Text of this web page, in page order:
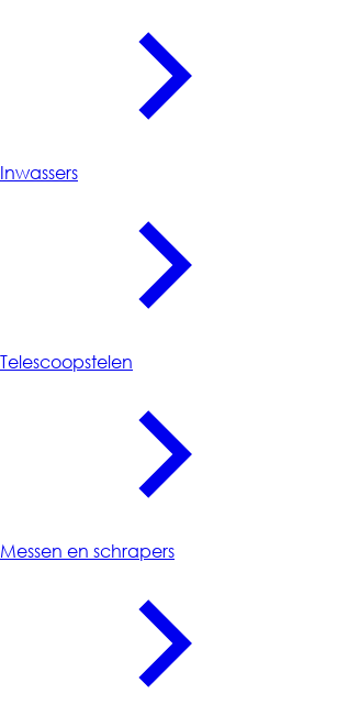
Inwassers
Telescoopstelen
Messen en schrapers